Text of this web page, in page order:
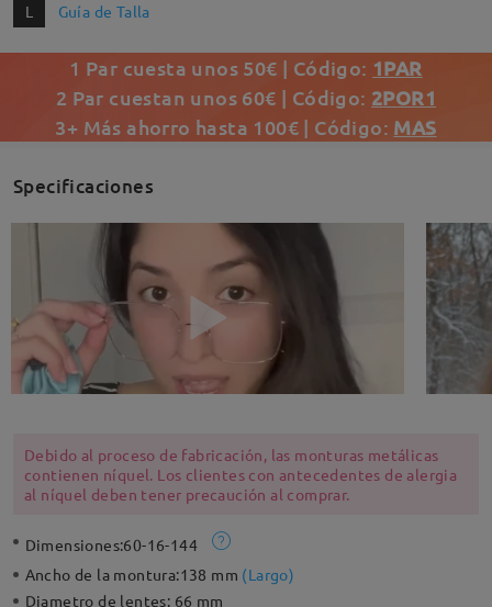
L Guía de Talla
1 Par cuesta unos 50€ | Código: 1PAR
2 Par cuestan unos 60€ | Código: 2POR1
3+ Más ahorro hasta 100€ | Código: MAS
Specificaciones
Debido al proceso de fabricación, las monturas metálicas
contienen níquel. Los clientes con antecedentes de alergia
al níquel deben tener precaución al comprar.
Dimensiones:60-16-144
Ancho de la montura:138 mm (Largo)
Diametro de lentes: 66 mm